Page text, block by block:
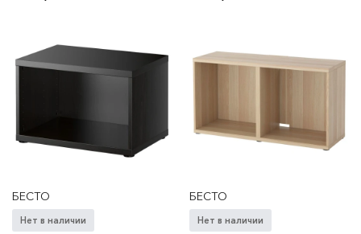
БЕСТО
Нет в наличии
БЕСТО
Нет в наличии